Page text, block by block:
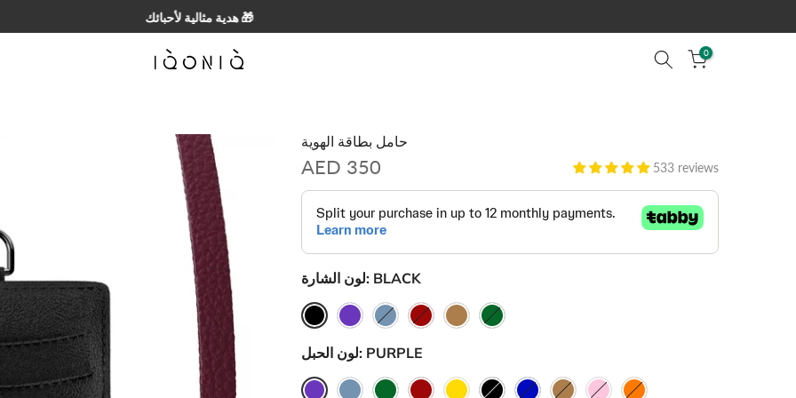
⭐⭐⭐⭐⭐ 4.8/5 | يثق بها أكثر من 20,000 عميل
0
حامل بطاقة الهوية
AED 350 533 reviews
لون الشارة: BLACK
لون الحبل: PURPLE